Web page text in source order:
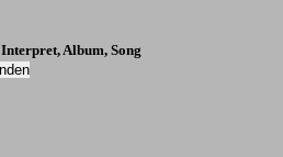
Interpret, Album, Song